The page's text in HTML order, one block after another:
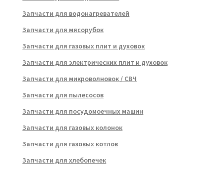
Запчасти для водонагревателей
Запчасти для мясорубок
Запчасти для газовых плит и духовок
Запчасти для электрических плит и духовок
Запчасти для микроволновок / СВЧ
Запчасти для пылесосов
Запчасти для посудомоечных машин
Запчасти для газовых колонок
Запчасти для газовых котлов
Запчасти для хлебопечек